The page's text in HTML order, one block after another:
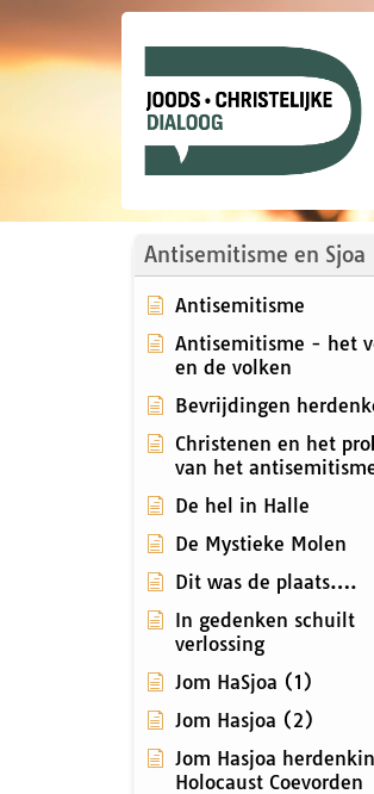
Antisemitisme en Sjoa
Antisemitisme
Antisemitisme - het
en de volken
Bevrijdingen
Christenen en het
van het
De hel in Halle
De Mystieke Molen
Dit was de plaats….
In gedenken schuilt
verlossing
Jom HaSjoa (1)
Jom Hasjoa (2)
Jom Hasjoa
Holocaust Coevorden